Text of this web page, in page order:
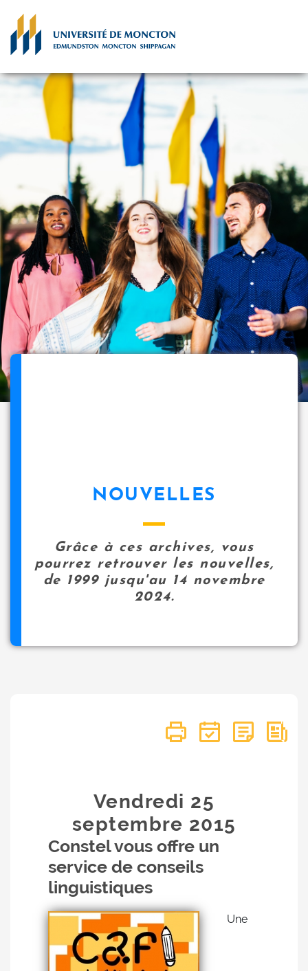
NOUVELLES
Grâce à ces archives, vous
pourrez retrouver les nouvelles,
de 1999 jusqu'au 14 novembre
2024.
Vendredi 25
septembre 2015
Constel vous offre un
service de conseils
linguistiques
Une